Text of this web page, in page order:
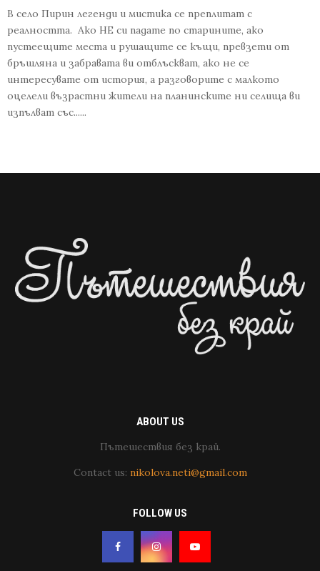
В село Пирин легенди и мистика се преплитат с
реалността. Ако НЕ си падате по старините, ако
пустеещите места и рушащите се къщи, превзети от
бръшляна и забравата ви отблъскват, ако не се
интересувате от история, а разговорите с малкото
оцелели възрастни жители на планинските ни селища ви
изпълват със......
ABOUT US
Пътешествия без край.
Contact us: nikolova.neti@gmail.com
FOLLOW US